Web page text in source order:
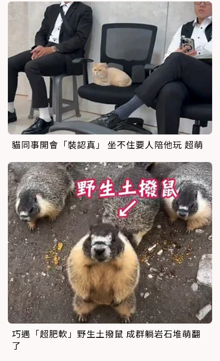
貓同事開會「裝認真」 坐不住要人陪他玩 超萌
巧遇「超肥軟」野生土撥鼠 成群躺岩石堆萌翻
了